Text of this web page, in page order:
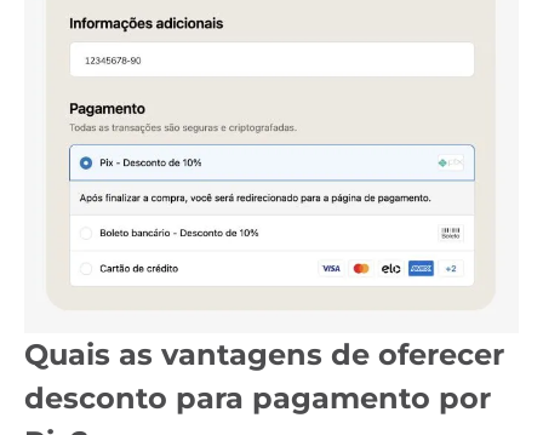
Quais as vantagens de oferecer
desconto para pagamento por